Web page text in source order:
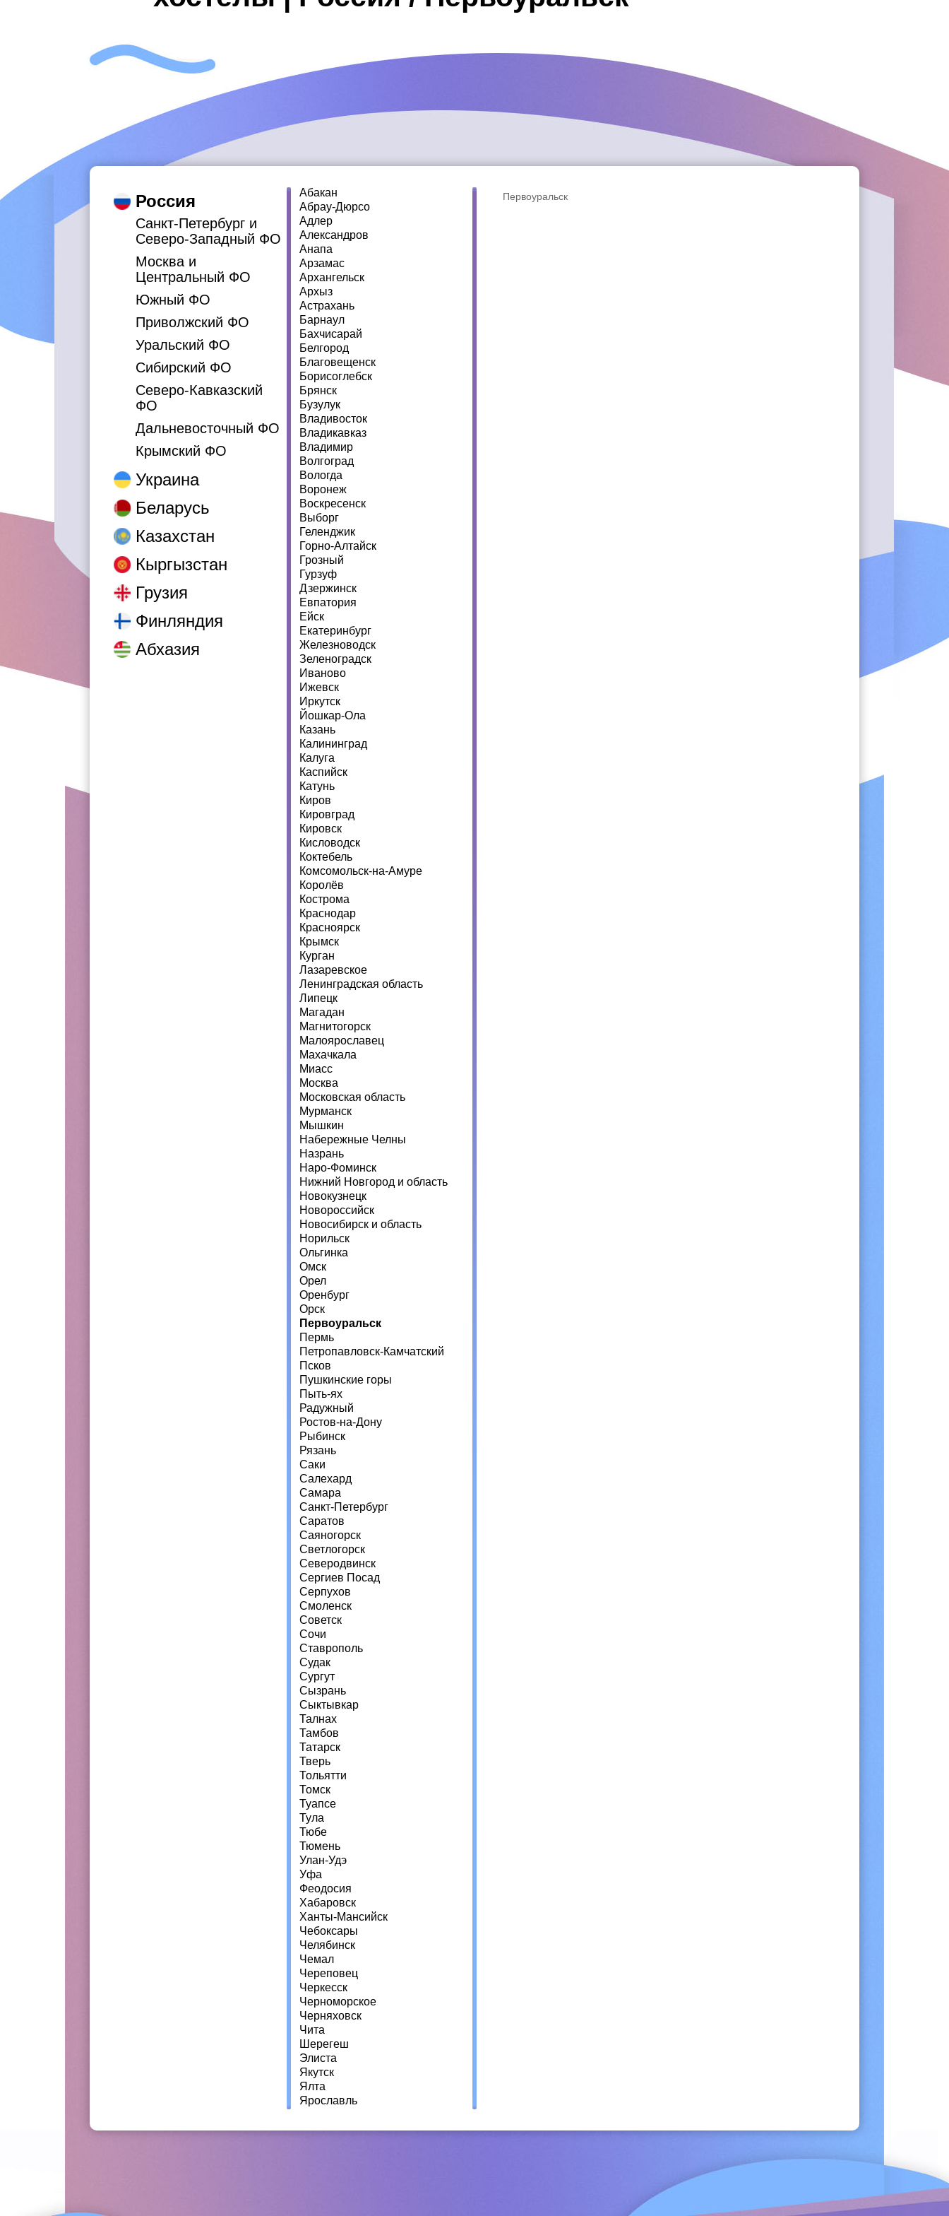
Россия
Санкт-Петербург и
Северо-Западный ФО
Москва и
Центральный ФО
Южный ФО
Приволжский ФО
Уральский ФО
Сибирский ФО
Северо-Кавказский
ФО
Дальневосточный ФО
Крымский ФО
Украина
Беларусь
Казахстан
Кыргызстан
Грузия
Финляндия
Абхазия
Абакан
Абрау-Дюрсо
Адлер
Александров
Анапа
Арзамас
Архангельск
Архыз
Астрахань
Барнаул
Бахчисарай
Белгород
Благовещенск
Борисоглебск
Брянск
Бузулук
Владивосток
Владикавказ
Владимир
Волгоград
Вологда
Воронеж
Воскресенск
Выборг
Геленджик
Горно-Алтайск
Грозный
Гурзуф
Дзержинск
Евпатория
Ейск
Екатеринбург
Железноводск
Зеленоградск
Иваново
Ижевск
Иркутск
Йошкар-Ола
Казань
Калининград
Калуга
Каспийск
Катунь
Киров
Кировград
Кировск
Кисловодск
Коктебель
Комсомольск-на-Амуре
Королёв
Кострома
Краснодар
Красноярск
Крымск
Курган
Лазаревское
Ленинградская область
Липецк
Магадан
Магнитогорск
Малоярославец
Махачкала
Миасс
Москва
Московская область
Мурманск
Мышкин
Набережные Челны
Назрань
Наро-Фоминск
Нижний Новгород и область
Новокузнецк
Новороссийск
Новосибирск и область
Норильск
Ольгинка
Омск
Орел
Оренбург
Орск
Первоуральск
Пермь
Петропавловск-Камчатский
Псков
Пушкинские горы
Пыть-ях
Радужный
Ростов-на-Дону
Рыбинск
Рязань
Саки
Салехард
Самара
Санкт-Петербург
Саратов
Саяногорск
Светлогорск
Северодвинск
Сергиев Посад
Серпухов
Смоленск
Советск
Сочи
Ставрополь
Судак
Сургут
Сызрань
Сыктывкар
Талнах
Тамбов
Татарск
Тверь
Тольятти
Томск
Туапсе
Тула
Тюбе
Тюмень
Улан-Удэ
Уфа
Феодосия
Хабаровск
Ханты-Мансийск
Чебоксары
Челябинск
Чемал
Череповец
Черкесск
Черноморское
Черняховск
Чита
Шерегеш
Элиста
Якутск
Ялта
Ярославль
Первоуральск